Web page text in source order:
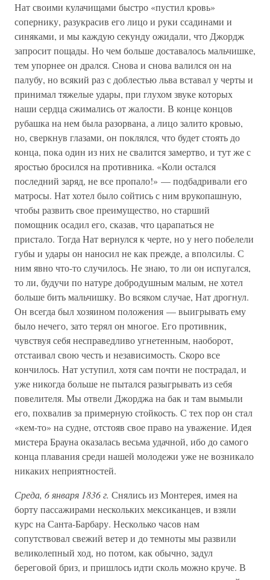
Нат своими кулачищами быстро «пустил кровь»
сопернику, разукрасив его лицо и руки ссадинами и
синяками, и мы каждую секунду ожидали, что Джордж
запросит пощады. Но чем больше доставалось мальчишке,
тем упорнее он дрался. Снова и снова валился он на
палубу, но всякий раз с доблестью льва вставал у черты и
принимал тяжелые удары, при глухом звуке которых
наши сердца сжимались от жалости. В конце концов
рубашка на нем была разорвана, а лицо залито кровью,
но, сверкнув глазами, он поклялся, что будет стоять до
конца, пока один из них не свалится замертво, и тут же с
яростью бросился на противника. «Коли остался
последний заряд, не все пропало!» — подбадривали его
матросы. Нат хотел было сойтись с ним врукопашную,
чтобы развить свое преимущество, но старший
помощник осадил его, сказав, что царапаться не
пристало. Тогда Нат вернулся к черте, но у него побелели
губы и удары он наносил не как прежде, а вполсилы. С
ним явно что-то случилось. Не знаю, то ли он испугался,
то ли, будучи по натуре добродушным малым, не хотел
больше бить мальчишку. Во всяком случае, Нат дрогнул.
Он всегда был хозяином положения — выигрывать ему
было нечего, зато терял он многое. Его противник,
чувствуя себя несправедливо угнетенным, наоборот,
отстаивал свою честь и независимость. Скоро все
кончилось. Нат уступил, хотя сам почти не пострадал, и
уже никогда больше не пытался разыгрывать из себя
повелителя. Мы отвели Джорджа на бак и там вымыли
его, похвалив за примерную стойкость. С тех пор он стал
«кем-то» на судне, отстояв свое право на уважение. Идея
мистера Брауна оказалась весьма удачной, ибо до самого
конца плавания среди нашей молодежи уже не возникало
никаких неприятностей.
Среда, 6 января 1836 г. Снялись из Монтерея, имея на
борту пассажирами нескольких мексиканцев, и взяли
курс на Санта-Барбару. Несколько часов нам
сопутствовал свежий ветер и до темноты мы развили
великолепный ход, но потом, как обычно, задул
береговой бриз, и пришлось идти сколь можно круче. В